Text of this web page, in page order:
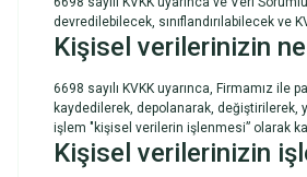
devredilebilecek, sınıflandırılabilecek ve
Kişisel verilerinizin
6698 sayılı KVKK uyarınca, Firmamız
kaydedilerek, depolanarak, değiştirilerek,
işlem "kişisel verilerin işlenmesi” olarak
Kişisel verilerinizin